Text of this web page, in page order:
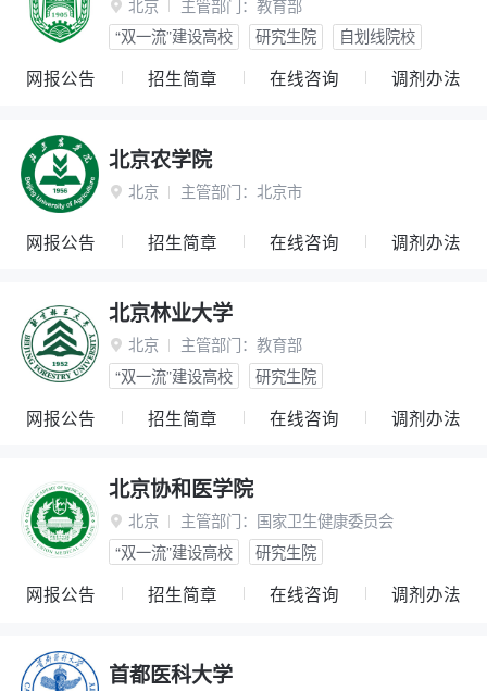
 北京 主管部门： 教育部
“双一流”建设高校
研究生院 自划线院校
网报公告 招生简章 在线咨询 调剂办法
北京农学院
 北京 主管部门： 北京市
网报公告 招生简章 在线咨询 调剂办法
北京林业大学
 北京 主管部门： 教育部
“双一流”建设高校
研究生院
网报公告 招生简章 在线咨询 调剂办法
北京协和医学院
 北京 主管部门： 国家卫生健康委员会
“双一流”建设高校
研究生院
网报公告 招生简章 在线咨询 调剂办法
首都医科大学